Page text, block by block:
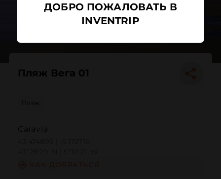
Пляж Вега 01
Пляж
Caravia
ДОБРО ПОЖАЛОВАТЬ В
INVENTRIP